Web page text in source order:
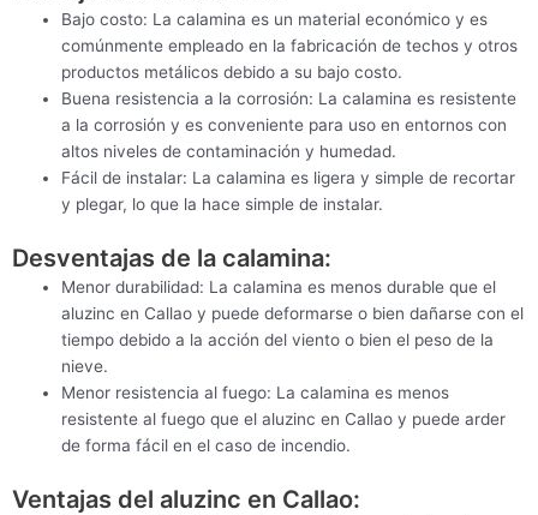
Bajo costo: La calamina es un material económico y es
comúnmente empleado en la fabricación de techos y otros
productos metálicos debido a su bajo costo.
Buena resistencia a la corrosión: La calamina es resistente
a la corrosión y es conveniente para uso en entornos con
altos niveles de contaminación y humedad.
Fácil de instalar: La calamina es ligera y simple de recortar
y plegar, lo que la hace simple de instalar.
Desventajas de la calamina:
Menor durabilidad: La calamina es menos durable que el
aluzinc en Callao y puede deformarse o bien dañarse con el
tiempo debido a la acción del viento o bien el peso de la
nieve.
Menor resistencia al fuego: La calamina es menos
resistente al fuego que el aluzinc en Callao y puede arder
de forma fácil en el caso de incendio.
Ventajas del aluzinc en Callao: